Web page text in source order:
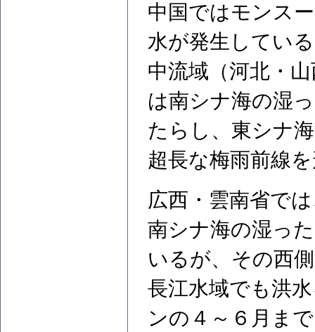
中国ではモンス
水が発生してい
中流域（河北・
は南シナ海の湿
たらし、東シナ
超長な梅雨前線
広西・雲南省で
南シナ海の湿っ
いるが、その西
長江水域でも洪
ンの４～６月ま